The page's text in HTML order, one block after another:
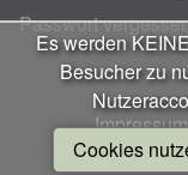
Passwort
Impressum
Es werden
Besucher zu
Cookies